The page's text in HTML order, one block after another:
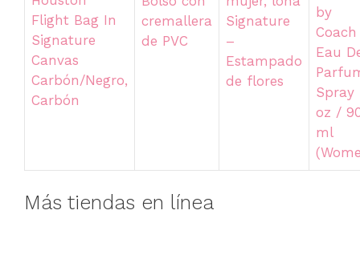
Flight Bag In
Signature
Canvas
Carbón/Negro,
Carbón
cremallera
de PVC
Signature
–
Estampado
de flores
by
Coach
Eau
Spray
oz /
ml
Más tiendas en línea